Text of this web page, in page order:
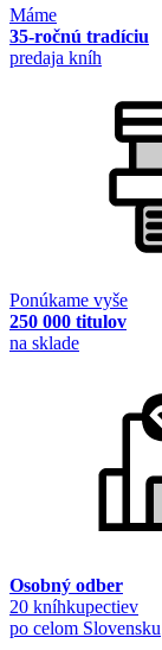
Máme
35-ročnú tradíciu
predaja kníh
Ponúkame vyše
250 000 titulov
na sklade
Osobný odber
20 kníhkupectiev
po celom Slovensku